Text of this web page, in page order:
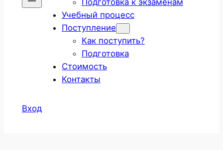
Учебный процесс
Поступление
Как поступить?
Подготовка
Стоимость
Контакты
Вход